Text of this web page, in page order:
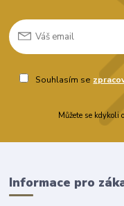
Souhlasím se
Můžete se
Informace pro